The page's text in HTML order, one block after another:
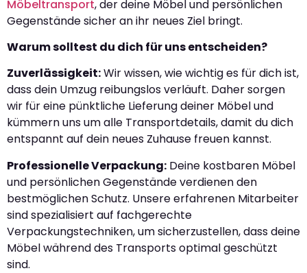
Möbeltransport, der deine Möbel und persönlichen
Gegenstände sicher an ihr neues Ziel bringt.
Warum solltest du dich für uns entscheiden?
Zuverlässigkeit:Wir wissen, wie wichtig es für dich ist,
dass dein Umzug reibungslos verläuft. Daher sorgen
wir für eine pünktliche Lieferung deiner Möbel und
kümmern uns um alle Transportdetails, damit du dich
entspannt auf dein neues Zuhause freuen kannst.
Professionelle Verpackung: Deine kostbaren Möbel
und persönlichen Gegenstände verdienen den
bestmöglichen Schutz. Unsere erfahrenen Mitarbeiter
sind spezialisiert auf fachgerechte
Verpackungstechniken, um sicherzustellen, dass deine
Möbel während des Transports optimal geschützt
sind.